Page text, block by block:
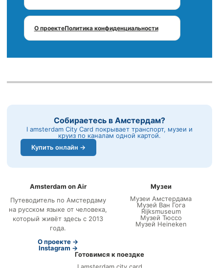
О проектеПолитика конфиденциальности
Собираетесь в Амстердам?
I amsterdam City Card покрывает транспорт, музеи и
круиз по каналам одной картой.
Купить онлайн →
Amsterdam on Air
Путеводитель по Амстердаму
на русском языке от человека,
который живёт здесь с 2013
года.
О проекте →
Instagram →
Музеи
Музеи Амстердама
Музей Ван Гога
Rijksmuseum
Музей Тюссо
Музей Heineken
Готовимся к поездке
I amsterdam city card